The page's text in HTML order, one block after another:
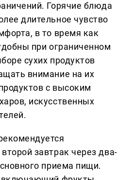
Горячие блюда
длительное чувство
в то время как
при ограниченном
сухих продуктов
внимание на их
с высоким
искусственных
завтрак через два-
приема пищи.